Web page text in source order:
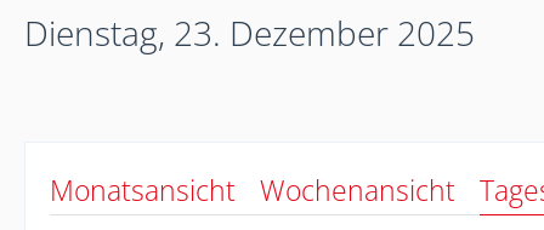
Dienstag, 23. Dezember 2025
Monatsansicht Wochenansicht